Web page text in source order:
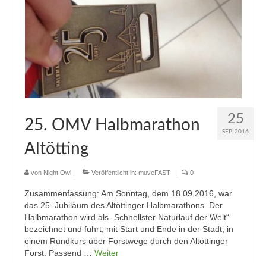
25
SEP. 2016
25. OMV Halbmarathon
Altötting
von Night Owl Veröffentlicht in: muveFAST 0
Zusammenfassung: Am Sonntag, dem 18.09.2016, war
das 25. Jubiläum des Altöttinger Halbmarathons. Der
Halbmarathon wird als „Schnellster Naturlauf der Welt“
bezeichnet und führt, mit Start und Ende in der Stadt, in
einem Rundkurs über Forstwege durch den Altöttinger
Forst. Passend … Weiter